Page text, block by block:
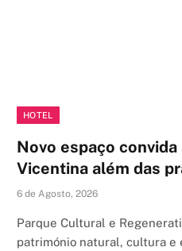
HOTEL
Novo espaço
Vicentina além das
6 de Agosto, 2026
Parque Cultural e
património natural, cultura e